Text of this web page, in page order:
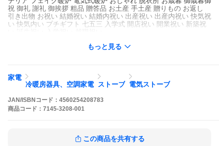
祝 御礼 謝礼 御挨拶 粗品 贈答品 お土産 手土産 贈りもの お返し
引き出物 お祝い 結婚祝い 結婚内祝い 出産祝い 出産内祝い 快気祝
い 快気内い プチギフト 七五三 入学式 開店祝い 開業祝い 新築祝
もっと見る
家電
冷暖房器具、空調家電 ストーブ 電気ストーブ
JAN/ISBNコード： 4560254208783
商品コード： 7145-3208-001
この商品を共有する